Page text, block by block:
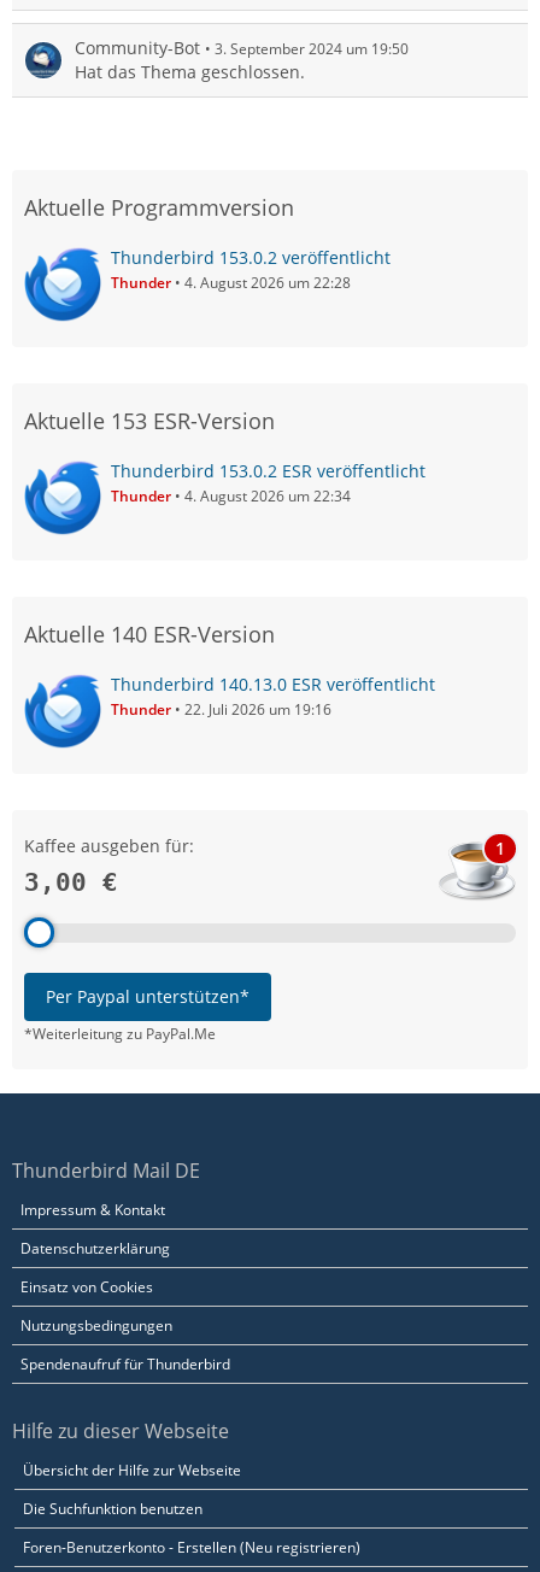
Community-Bot 3. September 2024 um 19:50
Hat das Thema geschlossen.
Aktuelle Programmversion
Thunderbird 153.0.2 veröffentlicht
Thunder 4. August 2026 um 22:28
Aktuelle 153 ESR-Version
Thunderbird 153.0.2 ESR veröffentlicht
Thunder 4. August 2026 um 22:34
Aktuelle 140 ESR-Version
Thunderbird 140.13.0 ESR veröffentlicht
Thunder 22. Juli 2026 um 19:16
Kaffee ausgeben für:
3,00 €
1
Per Paypal unterstützen*
*Weiterleitung zu PayPal.Me
Thunderbird Mail DE
Impressum & Kontakt
Datenschutzerklärung
Einsatz von Cookies
Nutzungsbedingungen
Spendenaufruf für Thunderbird
Hilfe zu dieser Webseite
Übersicht der Hilfe zur Webseite
Die Suchfunktion benutzen
Foren-Benutzerkonto - Erstellen (Neu registrieren)